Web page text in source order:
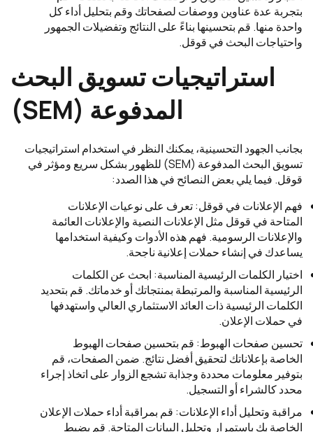
بتجربة عدة عناوين ووصفات لصفحاتك وقم بتحليل أداء كل
واحدة منها. قم بتحسينها بناءً على النتائج وتفضيلات الجمهور
واحتياجات البحث في قوقل.
استراتيجيات تسويق البحث
المدفوعة (SEM)
بجانب الجهود التحسينية، يمكنك النظر في استخدام استراتيجيات
تسويق البحث المدفوعة (SEM) للظهور بشكل سريع ومؤثر في
قوقل. فيما يلي بعض النصائح في هذا الصدد:
فهم الإعلانات في قوقل: تعرف على نوعيات الإعلانات
المتاحة في قوقل مثل الإعلانات النصية والإعلانات العائمة
والإعلانات الرسومية. فهم هذه الأدوات وكيفية استخدامها
يساعدك في إنشاء حملات إعلانية ناجحة.
اختيار الكلمات الرئيسية المناسبة: ابحث عن الكلمات
الرئيسية المناسبة والمرتبطة بمنتجاتك أو خدماتك. قم بتحديد
الكلمات الرئيسية ذات العائد الاستثماري العالي واستهدفها
في حملات الإعلان.
تحسين صفحات الهبوط: قم بتحسين صفحات الهبوط
الخاصة بإعلاناتك لتحقيق أفضل نتائج. ضمن الصفحات، قم
بتوفير معلومات محددة وجذابة تشجع الزوار على اتخاذ إجراء
محدد كالشراء أو التسجيل.
مراقبة وتحليل أداء الإعلانات: قم بمراقبة أداء حملات الإعلان
الخاصة بك باستمرار وتحليل البيانات المتاحة. قم بضبط